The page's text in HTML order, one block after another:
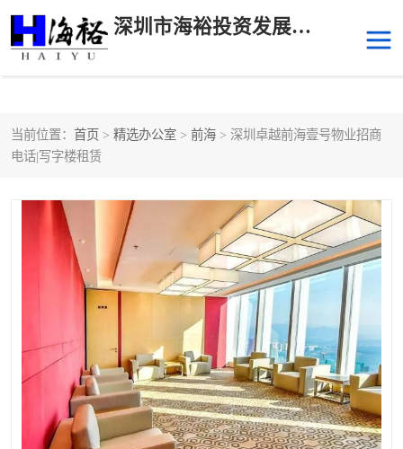
深圳市海裕投资发展有限公司
当前位置： 首页 > 精选办公室 > 前海 > 深圳卓越前海壹号物业招商
电话|写字楼租赁
后海
科技园中区 南山华侨城
深圳湾科技生态园
福田中心区写字楼租赁 宝安中心区
深圳宝安 福田车公庙
罗湖水贝 南山南油
龙华 罗湖区